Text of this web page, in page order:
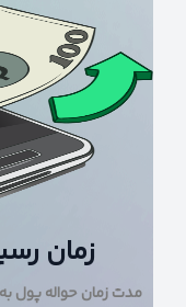
زمان
مدت زمان حواله پول